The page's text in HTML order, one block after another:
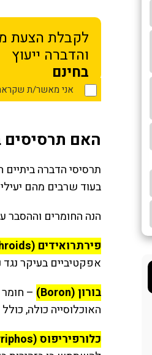
לקבלת הצעת
והדברה ייעוץ
בחינם
אני מאשר/ת
האם תרסיסים
תרסיסי הדברה
בעוד שרבים מהם
הנה החומרים וההסבר
פירתרואידים (Pyrethroids)
אפקטיביים בעיקר
בורון (Boron)
–
האוכלוסייה כולה,
כלורפיריפוס (Chlorpyriphos)
חיפשנו מדביר בתל אביב מעכשיו